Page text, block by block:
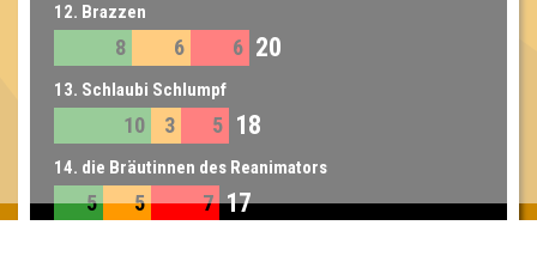
12. Brazzen
8 6 6 20
13. Schlaubi Schlumpf
10 3 5 18
14. die Bräutinnen des Reanimators
5 5 7 17